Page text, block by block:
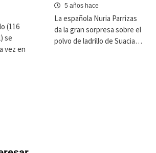
(116
se
vez en
5 años hace
La española Nuria Parrizas
da la gran sorpresa sobre el
polvo de ladrillo de Suacia…